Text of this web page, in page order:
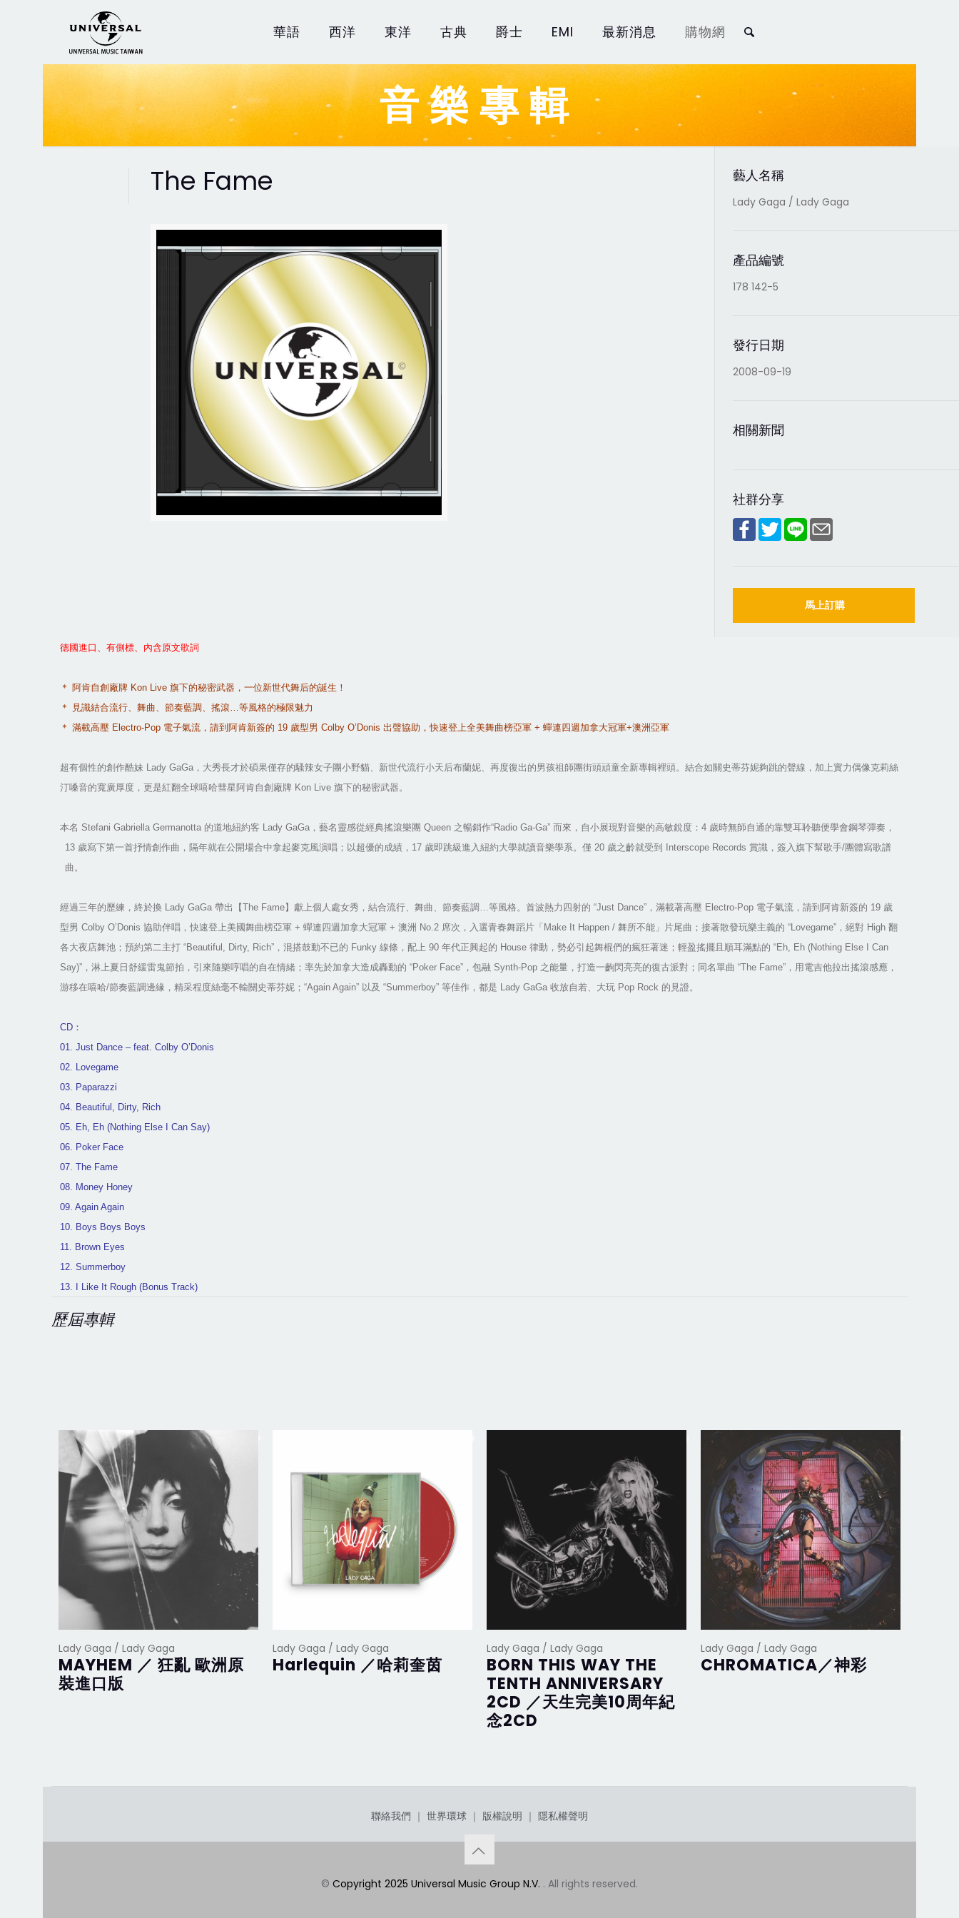
華語 西洋 東洋 古典 爵士 EMI 最新消息 購物網
音樂專輯
The Fame 藝人名稱
Lady Gaga / Lady Gaga
產品編號
178 142-5
發行日期
2008-09-19
相關新聞
社群分享
馬上訂購
德國進口、有側標、內含原文歌詞
＊ 阿肯自創廠牌 Kon Live 旗下的秘密武器，一位新世代舞后的誕生！
＊
見識結合流行、舞曲、節奏藍調、搖滾…等風格的極限魅力
＊ 滿載高壓 Electro-Pop 電子氣流，請到阿肯新簽的 19 歲型男 Colby O’Donis 出聲協助，快速登上全美舞曲榜亞軍 + 蟬連四週加拿大冠軍+澳洲亞軍
超有個性的創作酷妹 Lady GaGa ，大秀長才於碩果僅存的騷辣女子團小野貓、新世代流行小天后布蘭妮、再度復出的男孩祖師團街頭頑童全新專輯裡頭。結合如關史蒂芬妮夠跳的聲線，加上實力偶像克莉絲
汀嗓音的寬廣厚度，更是紅翻全球嘻哈彗星阿肯自創廠牌 Kon Live 旗下的秘密武器。
本名 Stefani Gabriella Germanotta 的道地紐約客 Lady GaGa ，藝名靈感從經典搖滾樂團 Queen 之暢銷作“Radio Ga-Ga” 而來，自小展現對音樂的高敏銳度： 4 歲時無師自通的靠雙耳聆聽便學會鋼琴彈奏，
13 歲寫下第一首抒情創作曲，隔年就在公開場合中拿起麥克風演唱；以超優的成績， 17 歲即跳級進入紐約大學就讀音樂學系。僅 20 歲之齡就受到 Interscope Records 賞識，簽入旗下幫歌手/團體寫歌譜
曲。
經過三年的歷練，終於換 Lady GaGa 帶出【The Fame】獻上個人處女秀，結合流行、舞曲、節奏藍調 …等風格。首波熱力四射的 “Just Dance” ，滿載著高壓 Electro-Pop 電子氣流，請到阿肯新簽的 19 歲
型男 Colby O’Donis 協助伴唱，快速登上美國舞曲榜亞軍 + 蟬連四週加拿大冠軍 + 澳洲 No.2 席次，入選青春舞蹈片「 Make It Happen / 舞所不能」片尾曲；接著散發玩樂主義的 “Lovegame” ，絕對 High 翻
各大夜店舞池；預約第二主打 “Beautiful, Dirty, Rich” ，混搭鼓動不已的 Funky 線條，配上 90 年代正興起的 House 律動，勢必引起舞棍們的瘋狂著迷；輕盈搖擺且順耳滿點的 “Eh, Eh (Nothing Else I Can
Say)” ，淋上夏日舒緩雷鬼節拍，引來隨樂哼唱的自在情緒；率先於加拿大造成轟動的 “Poker Face” ，包融 Synth-Pop 之能量，打造一齣閃亮亮的復古派對；同名單曲 “The Fame” ，用電吉他拉出搖滾感應，
游移在嘻哈/節奏藍調邊緣，精采程度絲毫不輸關史蒂芬妮； “Again Again” 以及 “Summerboy” 等佳作，都是 Lady GaGa 收放自若、大玩 Pop Rock 的見證。
CD ：
01. Just Dance – feat. Colby O’Donis
02. Lovegame
03. Paparazzi
04. Beautiful, Dirty, Rich
05. Eh, Eh (Nothing Else I Can Say)
06. Poker Face
07. The Fame
08. Money Honey
09. Again Again
10. Boys Boys Boys
11. Brown Eyes
12. Summerboy
13. I Like It Rough (Bonus Track)
歷屆專輯
Lady Gaga / Lady Gaga
MAYHEM ／ 狂亂 歐洲原
裝進口版
Lady Gaga / Lady Gaga
Harlequin ／哈莉奎茵
Lady Gaga / Lady Gaga
BORN THIS WAY THE
TENTH ANNIVERSARY
2CD ／天生完美10周年紀
念2CD
Lady Gaga / Lady Gaga
CHROMATICA／神彩
聯絡我們 ｜ 世界環球｜ 版權說明 ｜ 隱私權聲明
© Copyright 2025 Universal Music Group N.V. . All rights reserved.